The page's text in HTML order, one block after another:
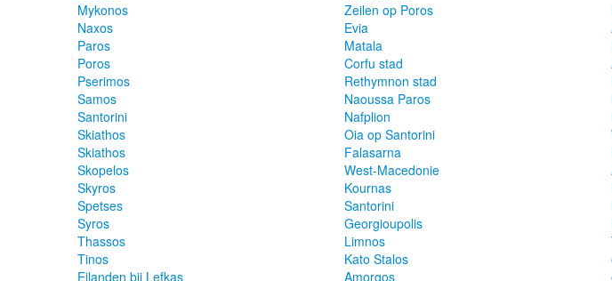
Mykonos
Naxos
Paros
Poros
Pserimos
Samos
Santorini
Skiathos
Skiathos
Skopelos
Skyros
Spetses
Syros
Thassos
Tinos
Eilanden bij Lefkas
Zeilen op Poros
Evia
Matala
Corfu stad
Rethymnon stad
Naoussa Paros
Nafplion
Oia op Santorini
Falasarna
West-Macedonie
Kournas
Santorini
Georgioupolis
Limnos
Kato Stalos
Amorgos